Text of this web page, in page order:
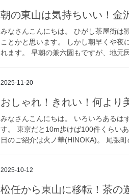
朝の東山は気持ちいい！金
みなさんこんにちは。 ひがし茶屋街は
ことかと思います。 しかし朝早くや夜
れます。 早朝の兼六園もですが、地元
2025-11-20
おしゃれ！きれい！何より
みなさんこんにちは。 いろいろあるは
す。 東京だと10m歩けば100件くらい
日のご紹介は火ノ華(HINOKA)。 尾張
2025-10-12
松任から東山に移転！茶の